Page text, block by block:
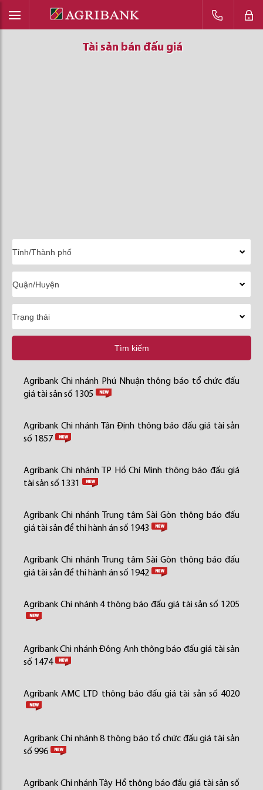
Tài sản bán đấu giá
Tài sản bán đấu giá
Tài sản bán đấu giá
Tìm kiếm
Agribank Chi nhánh Phú Nhuận thông báo tổ chức đấu
giá tài sản số 1305
Agribank Chi nhánh Tân Định thông báo đấu giá tài sản
số 1857
Agribank Chi nhánh TP Hồ Chí Minh thông báo đấu giá
tài sản số 1331
Agribank Chi nhánh Trung tâm Sài Gòn thông báo đấu
giá tài sản để thi hành án số 1943
Agribank Chi nhánh Trung tâm Sài Gòn thông báo đấu
giá tài sản để thi hành án số 1942
Agribank Chi nhánh 4 thông báo đấu giá tài sản số 1205
Agribank Chi nhánh Đông Anh thông báo đấu giá tài sản
số 1474
Agribank AMC LTD thông báo đấu giá tài sản số 4020
Agribank Chi nhánh 8 thông báo tổ chức đấu giá tài sản
số 996
Agribank Chi nhánh Tây Hồ thông báo đấu giá tài sản số